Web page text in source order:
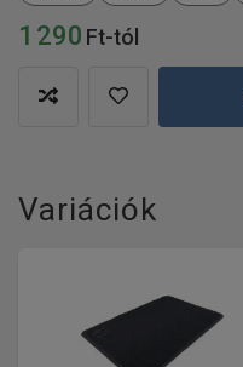
1 290 Ft-tól
Variációk